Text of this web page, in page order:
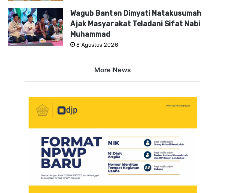
Wagub Banten Dimyati Natakusumah
Ajak Masyarakat Teladani Sifat Nabi
Muhammad
8 Agustus 2026
More News